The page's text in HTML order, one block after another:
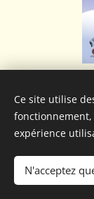
Ce site utilise
expérience
N'acceptez